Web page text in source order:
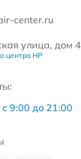
center.ru
улица, дом 4
центра HP
9:00 до 21:00